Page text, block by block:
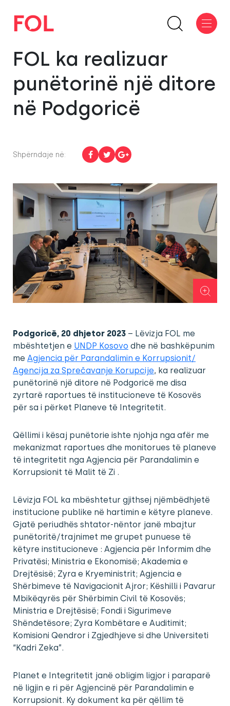
FOL ka realizuar
punëtorinë një ditore
në Podgoricë
Shpërndaje në:
Podgoricë, 20 dhjetor 2023 – Lëvizja FOL me
mbështetjen e UNDP Kosovo dhe në bashkëpunim
me Agjencia për Parandalimin e Korrupsionit/
Agencija za Sprečavanje Korupcije, ka realizuar
punëtorinë një ditore në Podgoricë me disa
zyrtarë raportues të institucioneve të Kosovës
për sa i përket Planeve të Integritetit.
Qëllimi i kësaj punëtorie ishte njohja nga afër me
mekanizmat raportues dhe monitorues të planeve
të integritetit nga Agjencia për Parandalimin e
Korrupsionit të Malit të Zi .
Lëvizja FOL ka mbështetur gjithsej njëmbëdhjetë
institucione publike në hartimin e këtyre planeve.
Gjatë periudhës shtator-nëntor janë mbajtur
punëtoritë/trajnimet me grupet punuese të
këtyre institucioneve : Agjencia për Informim dhe
Privatësi; Ministria e Ekonomisë; Akademia e
Drejtësisë; Zyra e Kryeministrit; Agjencia e
Shërbimeve të Navigacionit Ajror; Këshilli i Pavarur
Mbikëqyrës për Shërbimin Civil të Kosovës;
Ministria e Drejtësisë; Fondi i Sigurimeve
Shëndetësore; Zyra Kombëtare e Auditimit;
Komisioni Qendror i Zgjedhjeve si dhe Universiteti
“Kadri Zeka”.
Planet e Integritetit janë obligim ligjor i paraparë
në ligjin e ri për Agjencinë për Parandalimin e
Korrupsionit. Ky dokument ka për qëllim të